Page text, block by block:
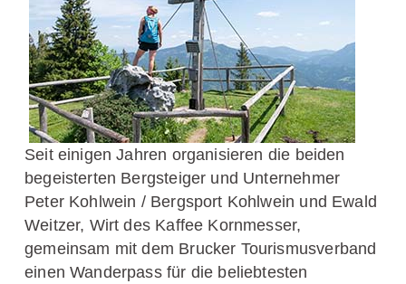
Seit einigen Jahren organisieren die beiden
begeisterten Bergsteiger und Unternehmer
Peter Kohlwein / Bergsport Kohlwein und Ewald
Weitzer, Wirt des Kaffee Kornmesser,
gemeinsam mit dem Brucker Tourismusverband
einen Wanderpass für die beliebtesten